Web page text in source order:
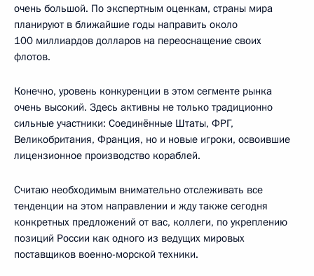
очень большой. По экспертным оценкам, страны мира
планируют в ближайшие годы направить около
100 миллиардов долларов на переоснащение своих
флотов.
Конечно, уровень конкуренции в этом сегменте рынка
очень высокий. Здесь активны не только традиционно
сильные участники: Соединённые Штаты, ФРГ,
Великобритания, Франция, но и новые игроки, освоившие
лицензионное производство кораблей.
Считаю необходимым внимательно отслеживать все
тенденции на этом направлении и жду также сегодня
конкретных предложений от вас, коллеги, по укреплению
позиций России как одного из ведущих мировых
поставщиков военно-морской техники.